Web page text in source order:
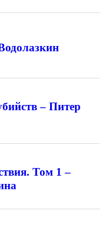
– Питер
Том 1 –